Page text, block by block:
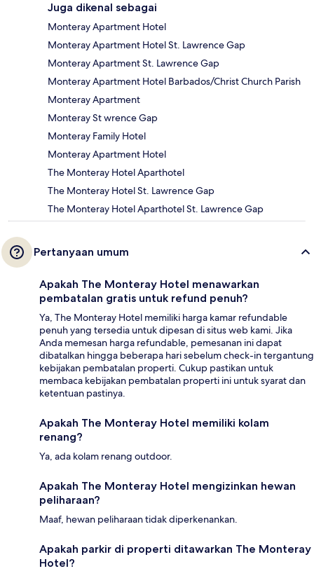
Juga dikenal sebagai
Monteray Apartment Hotel
Monteray Apartment Hotel St. Lawrence Gap
Monteray Apartment St. Lawrence Gap
Monteray Apartment Hotel Barbados/Christ Church Parish
Monteray Apartment
Monteray St wrence Gap
Monteray Family Hotel
Monteray Apartment Hotel
The Monteray Hotel Aparthotel
The Monteray Hotel St. Lawrence Gap
The Monteray Hotel Aparthotel St. Lawrence Gap
Pertanyaan umum
Apakah The Monteray Hotel menawarkan
pembatalan gratis untuk refund penuh?
Ya, The Monteray Hotel memiliki harga kamar refundable
penuh yang tersedia untuk dipesan di situs web kami. Jika
Anda memesan harga refundable, pemesanan ini dapat
dibatalkan hingga beberapa hari sebelum check-in tergantung
kebijakan pembatalan properti. Cukup pastikan untuk
membaca kebijakan pembatalan properti ini untuk syarat dan
ketentuan pastinya.
Apakah The Monteray Hotel memiliki kolam
renang?
Ya, ada kolam renang outdoor.
Apakah The Monteray Hotel mengizinkan hewan
peliharaan?
Maaf, hewan peliharaan tidak diperkenankan.
Apakah parkir di properti ditawarkan The Monteray
Hotel?